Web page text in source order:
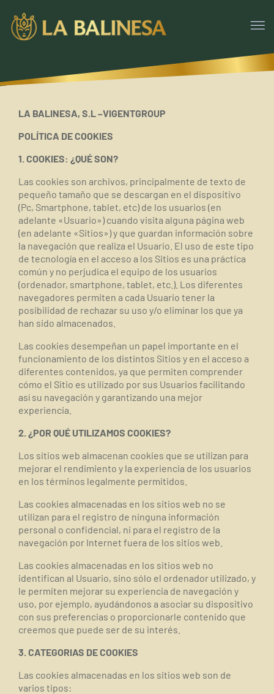
LA BALINESA, S.L –VIGENTGROUP
POLÍTICA DE COOKIES
1. COOKIES: ¿QUÉ SON?
Las cookies son archivos, principalmente de texto de
pequeño tamaño que se descargan en el dispositivo
(Pc, Smartphone, tablet, etc) de los usuarios (en
adelante «Usuario») cuando visita alguna página web
(en adelante «Sitios») y que guardan información sobre
la navegación que realiza el Usuario. El uso de este tipo
de tecnología en el acceso a los Sitios es una práctica
común y no perjudica el equipo de los usuarios
(ordenador, smartphone, tablet, etc.). Los diferentes
navegadores permiten a cada Usuario tener la
posibilidad de rechazar su uso y/o eliminar los que ya
han sido almacenados.
Las cookies desempeñan un papel importante en el
funcionamiento de los distintos Sitios y en el acceso a
diferentes contenidos, ya que permiten comprender
cómo el Sitio es utilizado por sus Usuarios facilitando
así su navegación y garantizando una mejor
experiencia.
2. ¿POR QUÉ UTILIZAMOS COOKIES?
Los sitios web almacenan cookies que se utilizan para
mejorar el rendimiento y la experiencia de los usuarios
en los términos legalmente permitidos.
Las cookies almacenadas en los sitios web no se
utilizan para el registro de ninguna información
personal o confidencial, ni para el registro de la
navegación por Internet fuera de los sitios web.
Las cookies almacenadas en los sitios web no
identifican al Usuario, sino sólo el ordenador utilizado, y
le permiten mejorar su experiencia de navegación y
uso, por ejemplo, ayudándonos a asociar su dispositivo
con sus preferencias o proporcionarle contenido que
creemos que puede ser de su interés.
3. CATEGORIAS DE COOKIES
Las cookies almacenadas en los sitios web son de
varios tipos: